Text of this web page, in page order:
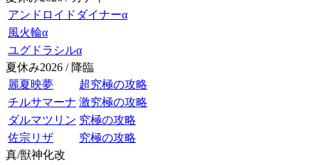
アンドロイドダイナーα
風火輪α
ユグドラシルα
夏休み2026 / 降臨
麗夏映夢
超究極の攻略
チルサマーナ 激究極の攻略
ダルマツリン 究極の攻略
佐宗リザ
究極の攻略
真/獣神化改